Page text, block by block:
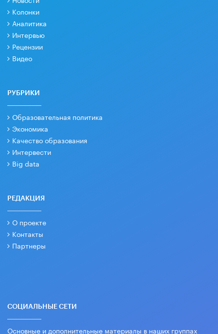
Колонки
Аналитика
Интервью
Рецензии
Видео
РУБРИКИ
Образовательная политика
Экономика
Качество образования
Интервести
Big data
РЕДАКЦИЯ
О проекте
Контакты
Партнеры
СОЦИАЛЬНЫЕ СЕТИ
Основные и дополнительные материалы в наших группах